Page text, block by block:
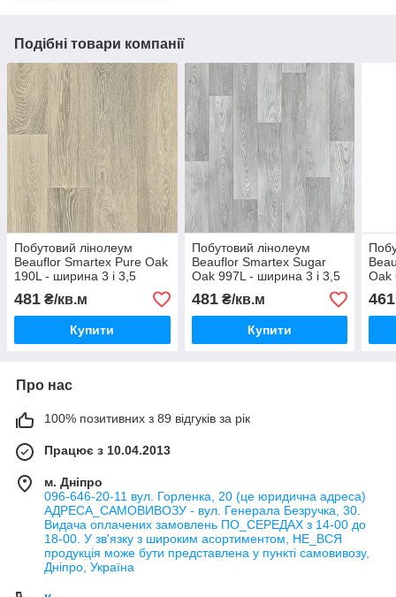
Подібні товари компанії
Побутовий лінолеум
Beauflor Smartex Pure Oak
190L - ширина 3 і 3,5
метри /безкоштовна
доставка/
481 ₴/кв.м
Купити
Побутовий лінолеум
Beauflor Smartex Sugar
Oak 997L - ширина 3 і 3,5
метри /безкоштовна
доставка/
481₴/кв.м
Купити
Oak
461
Про нас
100% позитивних з 89 відгуків за рік
Працює з 10.04.2013
м. Дніпро
096-646-20-11 вул. Горленка, 20 (це юридична адреса)
АДРЕСА_САМОВИВОЗУ - вул. Генерала Безручка, 30.
Видача оплачених замовлень ПО_СЕРЕДАХ з 14-00 до
18-00. У зв'язку з широким асортиментом, НЕ_ВСЯ
продукція може бути представлена у пункті самовивозу,
Дніпро, Україна